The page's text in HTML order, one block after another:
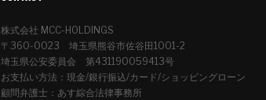
株式会社 MCC-HOLDINGS
〒360-0023 埼玉県熊谷市佐谷田1001-2
埼玉県公安委員会 第431190059413号
お支払い方法：現金/銀行振込/カード/ショッピングローン
顧問弁護士：あす綜合法律事務所